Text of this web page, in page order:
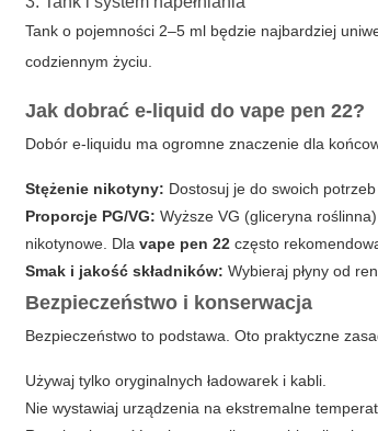
Tank o pojemności 2–5 ml będzie najbardziej
codziennym życiu.
Jak dobrać e-liquid dovape pen 22?
Dobór e-liquidu ma ogromne znaczenie dla
Stężenie nikotyny: Dostosuj je do swoich
Proporcje PG/VG: Wyższe VG (gliceryna
nikotynowe. Dlavape pen 22 często
Smak i jakość składników: Wybieraj płyny od
Bezpieczeństwo i konserwacja
Bezpieczeństwo to podstawa. Oto praktyczne
Używaj tylko oryginalnych ładowarek i kabli.
Nie wystawiaj urządzenia na ekstremalne